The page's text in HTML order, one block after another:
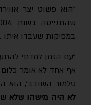
"הוא פשוט יצר אווירה
במפיקות שעבדו איתו
"עם הזמן למדתי
אף אחד לא אומר כלום על
טלמור השובב', הוא היה
לא היה מישהו שלא שמע